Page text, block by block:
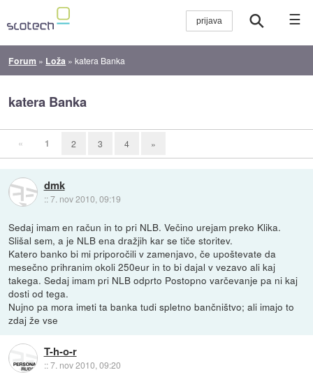
☰
Forum » Loža »katera Banka
katera Banka
« 1 2 3 4 »
dmk
::7. nov 2010, 09:19
Sedaj imam en račun in to pri NLB. Večino urejam preko Klika.
Slišal sem, a je NLB ena dražjih kar se tiče storitev.
Katero banko bi mi priporočili v zamenjavo, če upoštevate da
mesečno prihranim okoli 250eur in to bi dajal v vezavo ali kaj
takega. Sedaj imam pri NLB odprto Postopno varčevanje pa ni kaj
dosti od tega.
Nujno pa mora imeti ta banka tudi spletno bančništvo; ali imajo to
zdaj že vse
T-h-o-r
::7. nov 2010, 09:20